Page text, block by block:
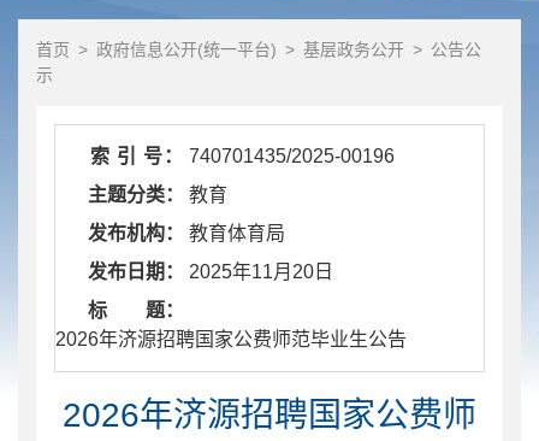
首页 > 政府信息公开(统一平台) > 基层政务公开 > 公告公
示
索 引 号：
740701435/2025-00196
主题分类：
教育
发布机构：
教育体育局
发布日期：
2025年11月20日
标 题：
​ 2026年济源招聘国家公费师范毕业生公告
2026年济源招聘国家公费师